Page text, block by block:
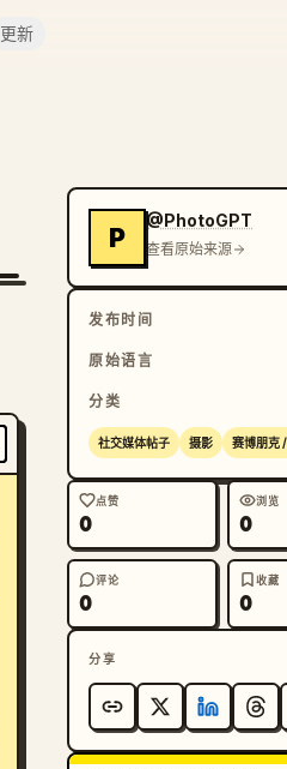
更新
P
@PhotoGPT
查看原始来源
发布时间
原始语言
分类
社交媒体帖子 摄影 赛博朋克
点赞
0
浏览
0
评论
0
收藏
0
分享